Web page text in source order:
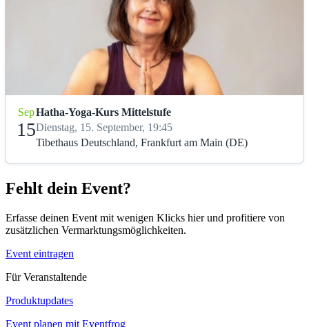
Sep
15
Hatha-Yoga-Kurs Mittelstufe
Dienstag, 15. September, 19:45
Tibethaus Deutschland, Frankfurt am Main (DE)
Fehlt dein Event?
Erfasse deinen Event mit wenigen Klicks hier und profitiere von
zusätzlichen Vermarktungsmöglichkeiten.
Event eintragen
Für Veranstaltende
Produktupdates
Event planen mit Eventfrog